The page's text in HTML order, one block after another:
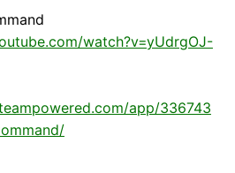
watch?v=yUdrgOJ-
app/336743